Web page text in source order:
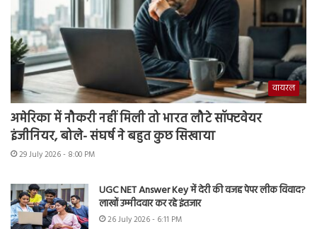
वायरल
अमेरिका में नौकरी नहीं मिली तो भारत लौटे सॉफ्टवेयर
इंजीनियर, बोले- संघर्ष ने बहुत कुछ सिखाया
29 July 2026 - 8:00 PM
UGC NET Answer Key में देरी की वजह पेपर लीक विवाद?
लाखों उम्मीदवार कर रहे इंतजार
26 July 2026 - 6:11 PM